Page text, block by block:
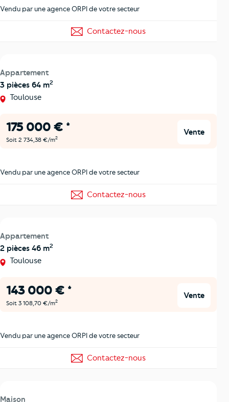
Vendu par une agence ORPI de votre secteur
Contactez-nous
Appartement
3 pièces 64 m2
Toulouse
175 000 € *
Soit 2 734,38 €/m2
Vente
Vendu par une agence ORPI de votre secteur
Contactez-nous
Appartement
2 pièces 46 m2
Toulouse
143 000 € *
Soit 3 108,70 €/m2
Vente
Vendu par une agence ORPI de votre secteur
Contactez-nous
Maison